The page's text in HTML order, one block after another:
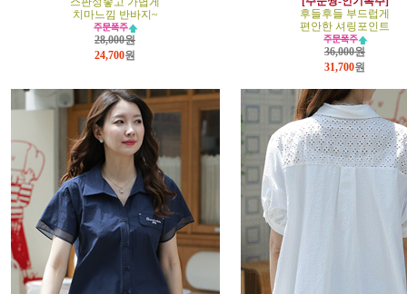
치마느낌 반바지~
28,000원
24,700원
후들후들 부드럽게
편안한 셔링포인트
36,000원
31,700원